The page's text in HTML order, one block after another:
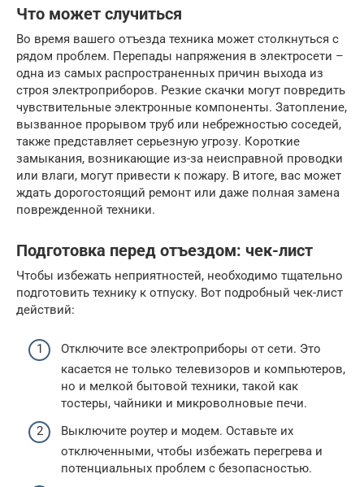
Что может случиться
Во время вашего отъезда техника может столкнуться с
рядом проблем. Перепады напряжения в электросети –
одна из самых распространенных причин выхода из
строя электроприборов. Резкие скачки могут повредить
чувствительные электронные компоненты. Затопление,
вызванное прорывом труб или небрежностью соседей,
также представляет серьезную угрозу. Короткие
замыкания, возникающие из-за неисправной проводки
или влаги, могут привести к пожару. В итоге, вас может
ждать дорогостоящий ремонт или даже полная замена
поврежденной техники.
Подготовка перед отъездом: чек-лист
Чтобы избежать неприятностей, необходимо тщательно
подготовить технику к отпуску. Вот подробный чек-лист
действий:
Отключите все электроприборы от сети. Это
касается не только телевизоров и компьютеров,
но и мелкой бытовой техники, такой как
тостеры, чайники и микроволновые печи.
Выключите роутер и модем. Оставьте их
отключенными, чтобы избежать перегрева и
потенциальных проблем с безопасностью.